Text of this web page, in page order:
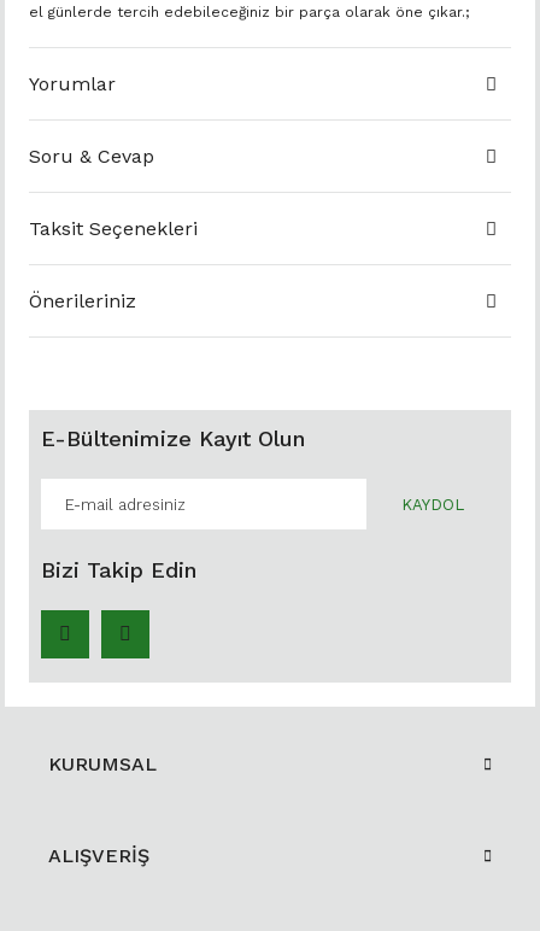
el günlerde tercih edebileceğiniz bir parça olarak öne çıkar.;
Yorumlar
Soru & Cevap
Taksit Seçenekleri
Önerileriniz
E-Bültenimize Kayıt Olun
KAYDOL
Bizi Takip Edin
KURUMSAL
ALIŞVERİŞ